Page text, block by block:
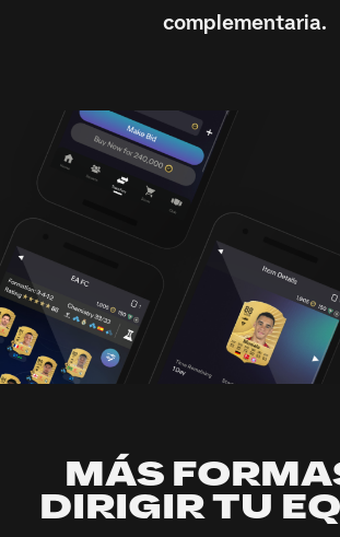
complementaria.
MÁS
DIRIGIR TU